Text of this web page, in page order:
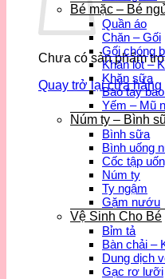
Chưa có sản phẩm
Quay trở lại cửa hàng
Bé mặc – Bé
Quần áo
Chăn – Gối
Gối chóng
Khăn lót –
Khăn sữa
Bao tay
Yếm – Mũ
Núm ty – Bình
Bình sữa
Bình uống
Cốc tập
Núm ty
Ty ngậm
Gặm nướu
Vệ Sinh Cho Bé
Bỉm tả
Bàn chải –
Dung dịch
Gạc rơ lưỡi